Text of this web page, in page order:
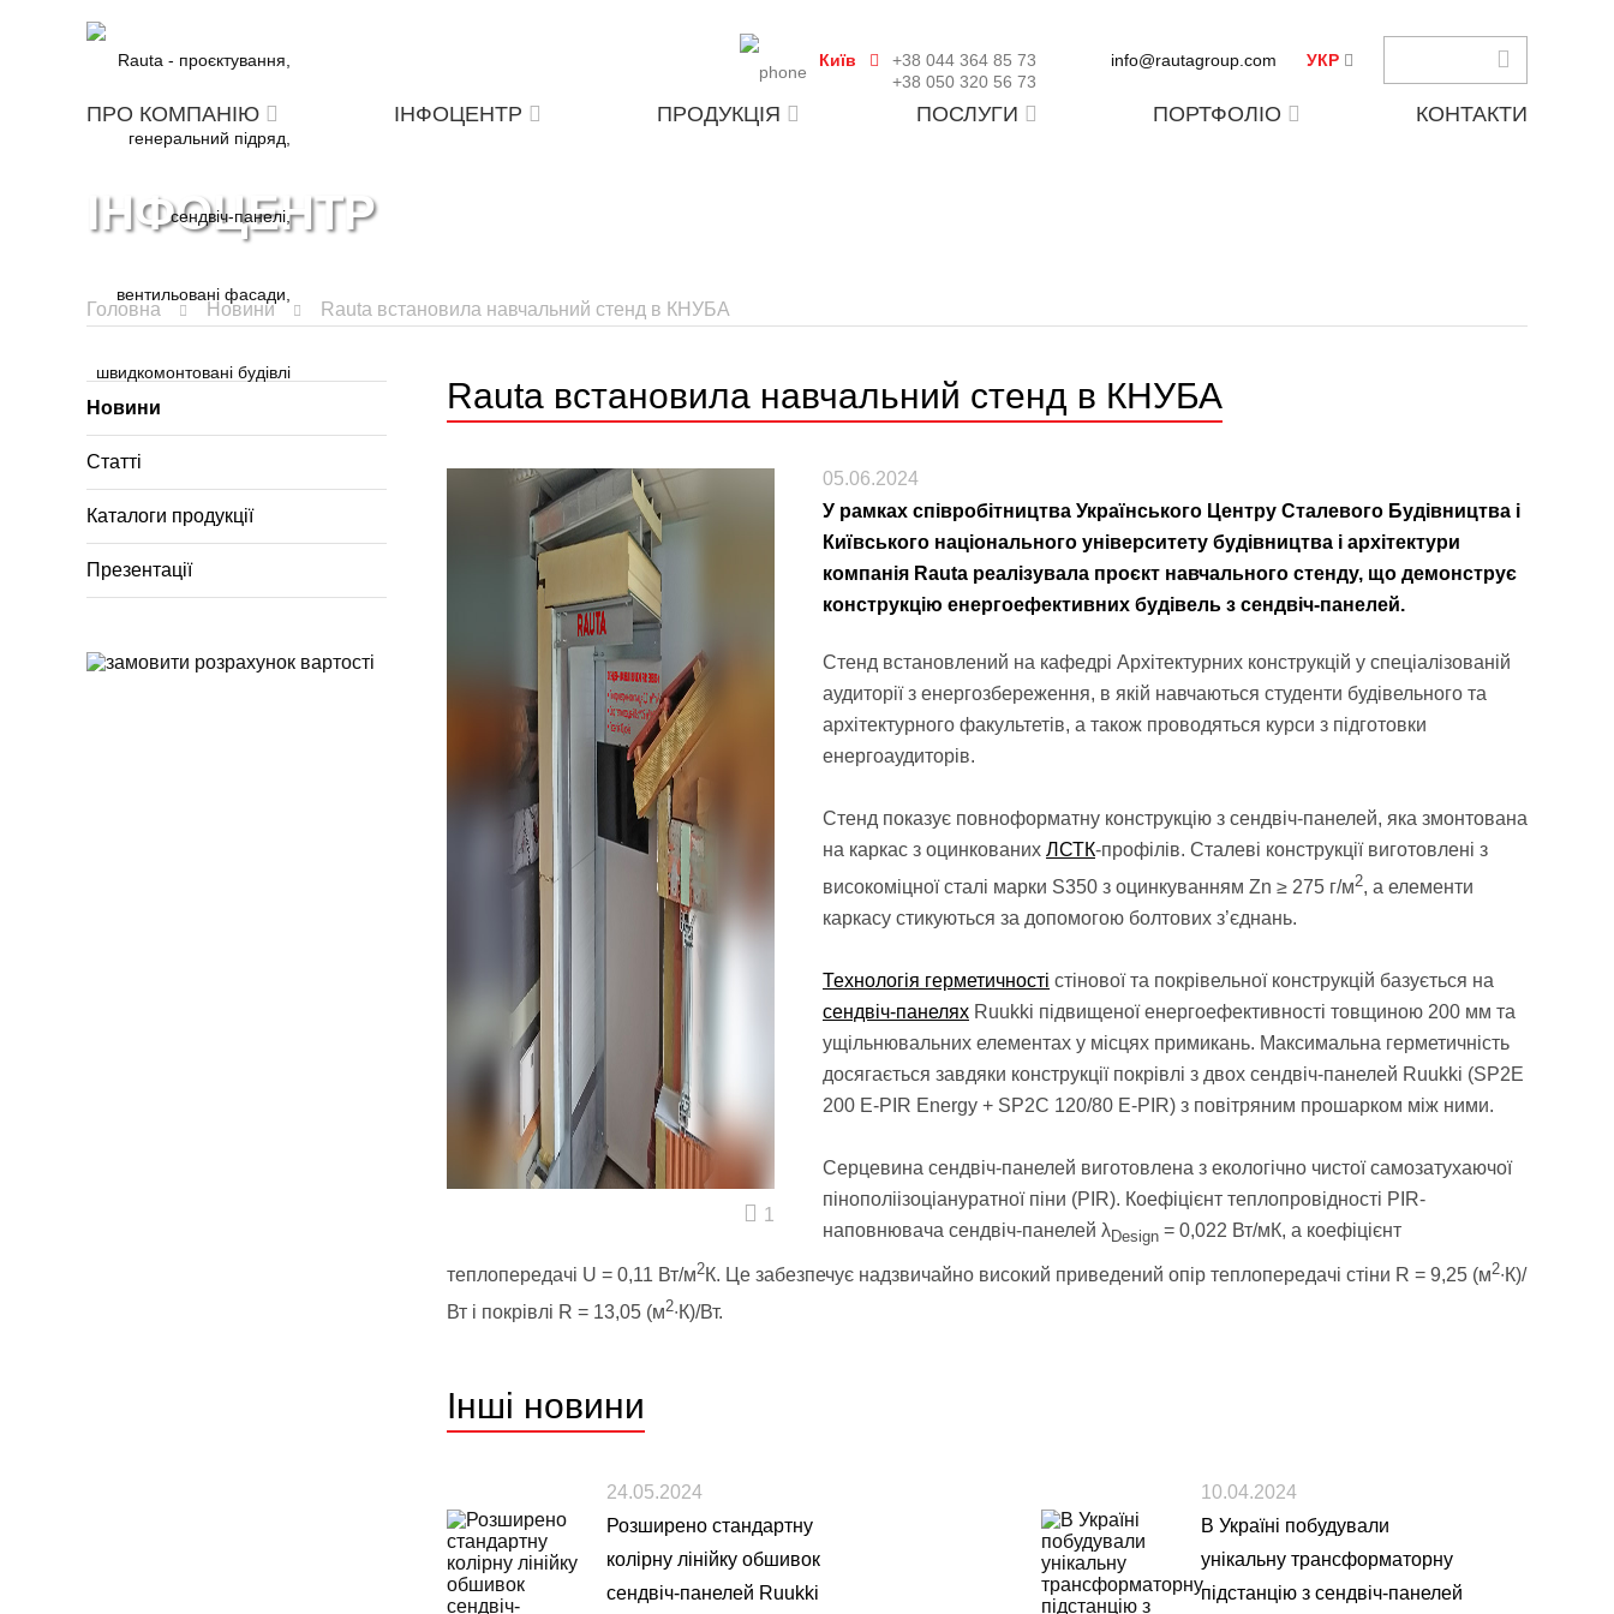
Київ
+38 044 364 85 73
+38 050 320 56 73
info@rautagroup.com УКР
ПРО КОМПАНІЮ ІНФОЦЕНТР ПРОДУКЦІЯ ПОСЛУГИ ПОРТФОЛІО КОНТАКТИ
ІНФОЦЕНТР
Головна Новини Rauta встановила навчальний стенд в КНУБА
Новини
Статті
Каталоги продукції
Презентації
Rauta встановила навчальний стенд в КНУБА
1
05.06.2024
У рамках співробітництва Українського Центру Сталевого Будівництва і
Київського національного університету будівництва і архітектури
компанія Rauta реалізувала проєкт навчального стенду, що демонструє
конструкцію енергоефективних будівель з сендвіч-панелей.
Стенд встановлений на кафедрі Архітектурних конструкцій у спеціалізованій
аудиторії з енергозбереження, в якій навчаються студенти будівельного та
архітектурного факультетів, а також проводяться курси з підготовки
енергоаудиторів.
Стенд показує повноформатну конструкцію з сендвіч-панелей, яка змонтована
на каркас з оцинкованих ЛСТК-профілів. Сталеві конструкції виготовлені з
високоміцної сталі марки S350 з оцинкуванням Zn ≥ 275 г/м2, а елементи
каркасу стикуються за допомогою болтових з’єднань.
Технологія герметичності стінової та покрівельної конструкцій базується на
сендвіч-панелях Ruukki підвищеної енергоефективності товщиною 200 мм та
ущільнювальних елементах у місцях примикань. Максимальна герметичність
досягається завдяки конструкції покрівлі з двох сендвіч-панелей Ruukki (SP2E
200 E-PIR Energy + SP2C 120/80 E-PIR) з повітряним прошарком між ними.
Серцевина сендвіч-панелей виготовлена з екологічно чистої самозатухаючої
пінополіізоціануратної піни (PIR). Коефіцієнт теплопровідності PIR-
наповнювача сендвіч-панелей λDesign = 0,022 Вт/мК, а коефіцієнт
теплопередачі U = 0,11 Вт/м2К. Це забезпечує надзвичайно високий приведений опір теплопередачі стіни R = 9,25 (м2∙К)/
Вт і покрівлі R = 13,05 (м2∙К)/Вт.
Інші новини
24.05.2024
Розширено стандартну
колірну лінійку обшивок
сендвіч-панелей Ruukki
10.04.2024
В Україні побудували
унікальну трансформаторну
підстанцію з сендвіч-панелей